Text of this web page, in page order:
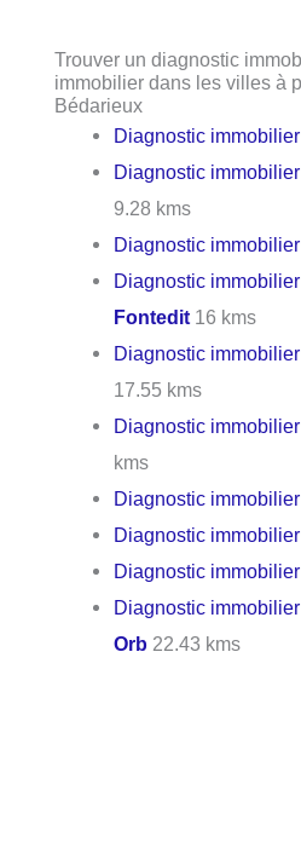
Trouver un diagnostic
immobilier dans les villes à
Bédarieux
Diagnostic immobilier
Diagnostic immobilier
9.28 kms
Diagnostic immobilier
Diagnostic
Fontedit 16 kms
Diagnostic immobilier
17.55 kms
Diagnostic
kms
Diagnostic
Diagnostic
Diagnostic immobilier
Diagnostic
Orb 22.43 kms